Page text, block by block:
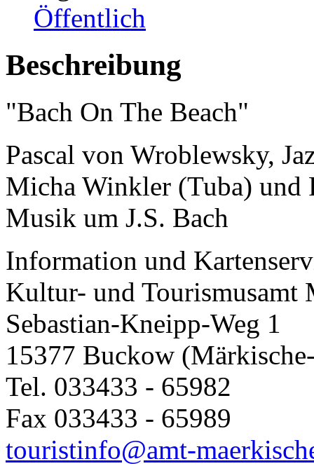
Öffentlich
Beschreibung
"Bach On The Beach"
Pascal von Wroblewsky,
Micha Winkler (Tuba) und
Musik um J.S. Bach
Information und
Kultur- und Tourismusamt
Sebastian-Kneipp-Weg 1
15377 Buckow
Tel. 033433 - 65982
Fax 033433 - 65989
touristinfo@amt-